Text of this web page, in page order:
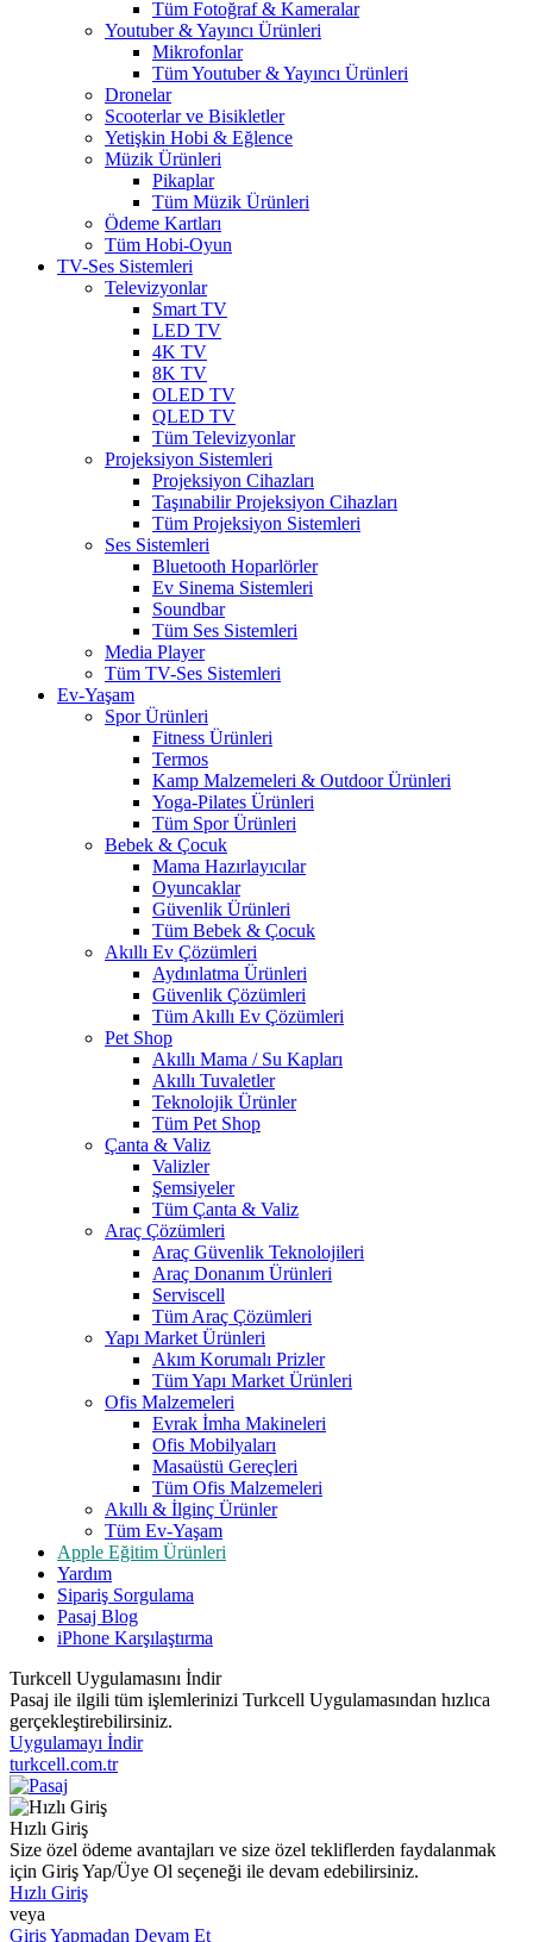
Tüm Fotoğraf & Kameralar
Youtuber & Yayıncı Ürünleri
Mikrofonlar
Tüm Youtuber & Yayıncı Ürünleri
Dronelar
Scooterlar ve Bisikletler
Yetişkin Hobi & Eğlence
Müzik Ürünleri
Pikaplar
Tüm Müzik Ürünleri
Ödeme Kartları
Tüm Hobi-Oyun
TV-Ses Sistemleri
Televizyonlar
Smart TV
LED TV
4K TV
8K TV
OLED TV
QLED TV
Tüm Televizyonlar
Projeksiyon Sistemleri
Projeksiyon Cihazları
Taşınabilir Projeksiyon Cihazları
Tüm Projeksiyon Sistemleri
Ses Sistemleri
Bluetooth Hoparlörler
Ev Sinema Sistemleri
Soundbar
Tüm Ses Sistemleri
Media Player
Tüm TV-Ses Sistemleri
Ev-Yaşam
Spor Ürünleri
Fitness Ürünleri
Termos
Kamp Malzemeleri & Outdoor Ürünleri
Yoga-Pilates Ürünleri
Tüm Spor Ürünleri
Bebek & Çocuk
Mama Hazırlayıcılar
Oyuncaklar
Güvenlik Ürünleri
Tüm Bebek & Çocuk
Akıllı Ev Çözümleri
Aydınlatma Ürünleri
Güvenlik Çözümleri
Tüm Akıllı Ev Çözümleri
Pet Shop
Akıllı Mama / Su Kapları
Akıllı Tuvaletler
Teknolojik Ürünler
Tüm Pet Shop
Çanta & Valiz
Valizler
Şemsiyeler
Tüm Çanta & Valiz
Araç Çözümleri
Araç Güvenlik Teknolojileri
Araç Donanım Ürünleri
Serviscell
Tüm Araç Çözümleri
Yapı Market Ürünleri
Akım Korumalı Prizler
Tüm Yapı Market Ürünleri
Ofis Malzemeleri
Evrak İmha Makineleri
Ofis Mobilyaları
Masaüstü Gereçleri
Tüm Ofis Malzemeleri
Akıllı & İlginç Ürünler
Tüm Ev-Yaşam
Apple Eğitim Ürünleri
Yardım
Sipariş Sorgulama
Pasaj Blog
iPhone Karşılaştırma
Turkcell Uygulamasını İndir
Pasaj ile ilgili tüm işlemlerinizi Turkcell Uygulamasından hızlıca
gerçekleştirebilirsiniz.
Uygulamayı İndir
turkcell.com.tr
Hızlı Giriş
Size özel ödeme avantajları ve size özel tekliflerden faydalanmak
için Giriş Yap/Üye Ol seçeneği ile devam edebilirsiniz.
Hızlı Giriş
veya
Giriş Yapmadan Devam Et